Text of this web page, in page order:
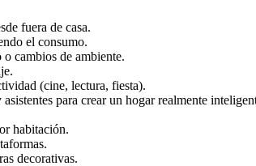
fuera de casa.
el consumo.
cambios de ambiente.
(cine, lectura, fiesta).
para crear un hogar realmente
habitación.
decorativas.